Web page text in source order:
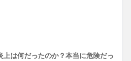
上は何だったのか？本当に危険だっ